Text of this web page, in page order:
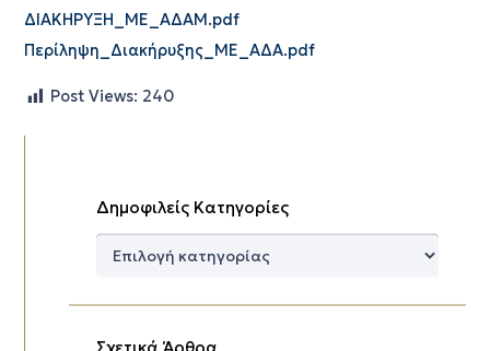
ΔΙΑΚΗΡΥΞΗ_ΜΕ_ΑΔΑΜ.pdf
Περίληψη_Διακήρυξης_ΜΕ_ΑΔΑ.pdf
Post Views: 240
Δημοφιλείς Κατηγορίες
Δημοφιλείς
Σχετικά Άρθρα